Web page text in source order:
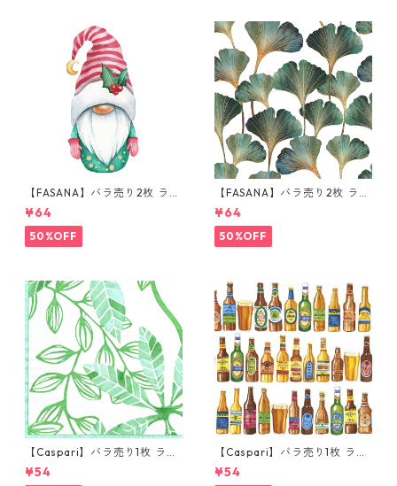
【FASANA】バラ売り2枚 ラン
チサイズ ペーパーナプキン Lit
tle nisse with ilex ホワイト
¥64
50%OFF
【FASANA】バラ売り2枚 ラン
チサイズ ペーパーナプキン Gi
nkgo deluxe ホワイト
¥64
50%OFF
【Caspari】バラ売り1枚 ラン
チサイズ ペーパーナプキン LE
AF パール×グリーン
¥54
【Caspari】バラ売り1枚 ラン
チサイズ ペーパーナプキン 99
Bottles ホワイト
¥54